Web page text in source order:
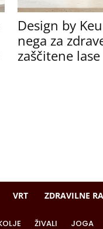
Design by
nega za
zaščitene lase
VRT ZDRAVILNE
ŽIVALI JOGA